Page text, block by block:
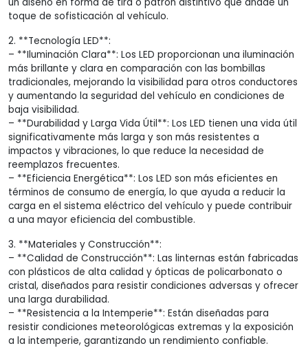
toque de sofisticación al vehículo.
2. **Tecnología LED**:
– **Iluminación Clara**: Los LED proporcionan una iluminación
más brillante y clara en comparación con las bombillas
tradicionales, mejorando la visibilidad para otros conductores
y aumentando la seguridad del vehículo en condiciones de
baja visibilidad.
– **Durabilidad y Larga Vida Útil**: Los LED tienen una vida útil
significativamente más larga y son más resistentes a
impactos y vibraciones, lo que reduce la necesidad de
reemplazos frecuentes.
– **Eficiencia Energética**: Los LED son más eficientes en
términos de consumo de energía, lo que ayuda a reducir la
carga en el sistema eléctrico del vehículo y puede contribuir
a una mayor eficiencia del combustible.
3. **Materiales y Construcción**:
– **Calidad de Construcción**: Las linternas están fabricadas
con plásticos de alta calidad y ópticas de policarbonato o
cristal, diseñados para resistir condiciones adversas y ofrecer
una larga durabilidad.
– **Resistencia a la Intemperie**: Están diseñadas para
resistir condiciones meteorológicas extremas y la exposición
a la intemperie, garantizando un rendimiento confiable.